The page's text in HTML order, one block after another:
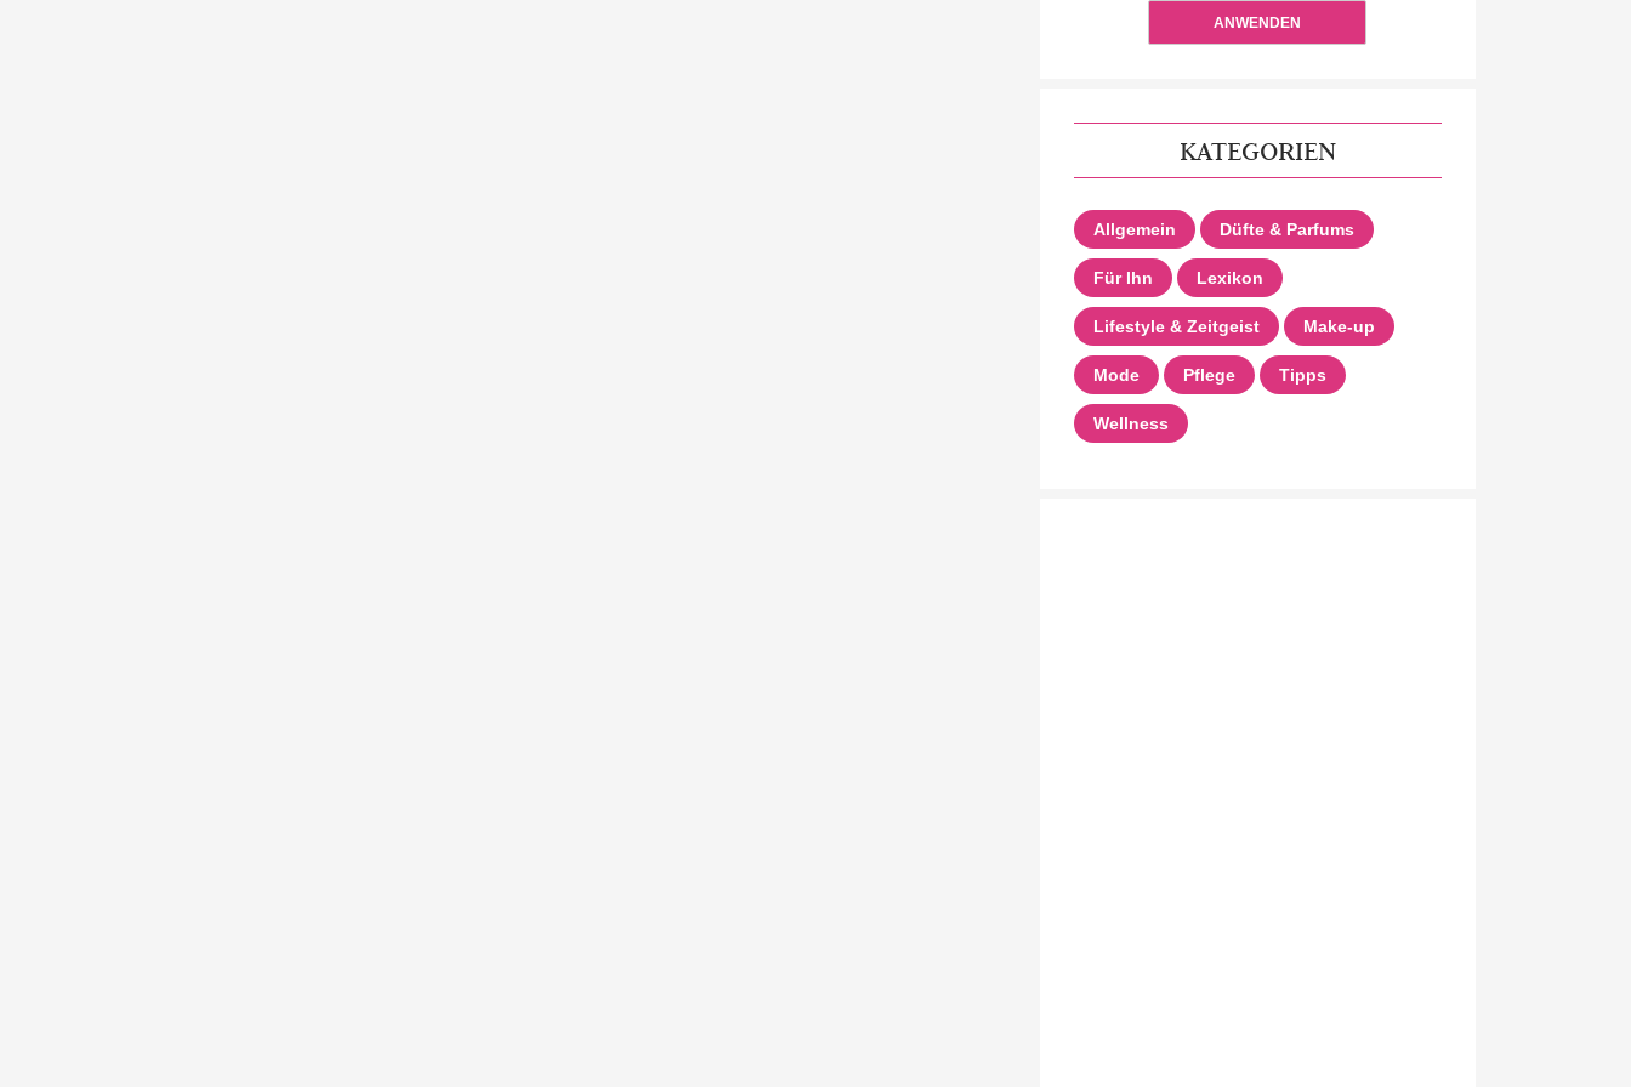
ANWENDEN
KATEGORIEN
Allgemein Düfte & Parfums
Für Ihn Lexikon
Lifestyle & Zeitgeist Make-up
Mode Pflege Tipps
Wellness